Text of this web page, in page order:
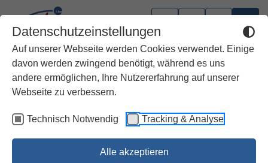
Datenschutzeinstellungen
Auf unserer Webseite werden Cookies verwendet. Einige
davon werden zwingend benötigt, während es uns
andere ermöglichen, Ihre Nutzererfahrung auf unserer
Webseite zu verbessern.
Technisch Notwendig Tracking & Analyse
Alle akzeptieren